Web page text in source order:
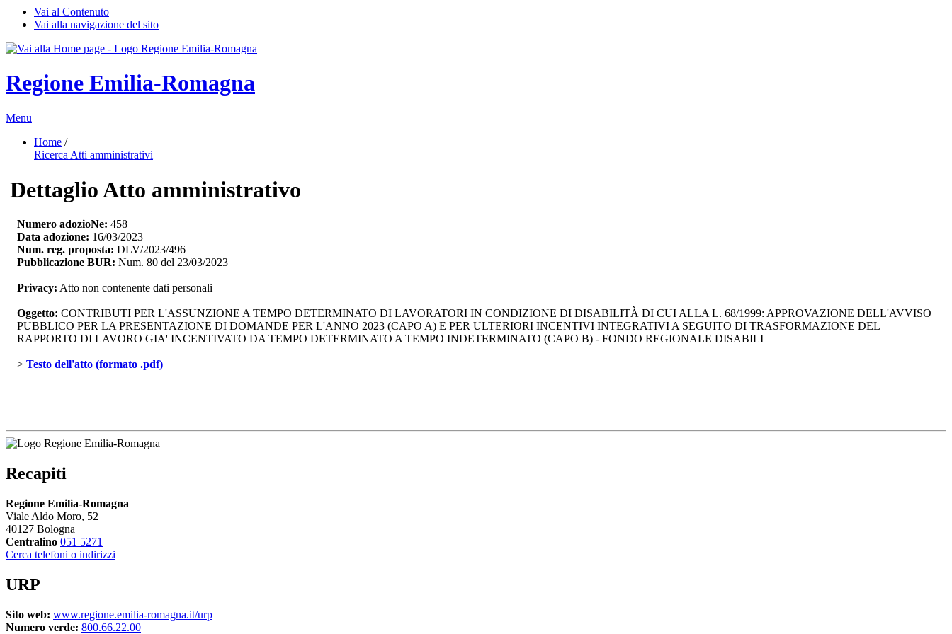
Vai al Contenuto
Vai alla navigazione del sito
Regione Emilia-Romagna
Menu
Home /
Ricerca Atti amministrativi
Dettaglio Atto amministrativo
Numero adozioNe: 458
Data adozione: 16/03/2023
Num. reg. proposta: DLV/2023/496
Pubblicazione BUR: Num. 80 del 23/03/2023
Privacy: Atto non contenente dati personali
Oggetto: CONTRIBUTI PER L'ASSUNZIONE A TEMPO DETERMINATO DI LAVORATORI IN CONDIZIONE DI DISABILITÀ DI CUI ALLA L. 68/1999: APPROVAZIONE DELL'AVVISO
PUBBLICO PER LA PRESENTAZIONE DI DOMANDE PER L'ANNO 2023 (CAPO A) E PER ULTERIORI INCENTIVI INTEGRATIVI A SEGUITO DI TRASFORMAZIONE DEL
RAPPORTO DI LAVORO GIA' INCENTIVATO DA TEMPO DETERMINATO A TEMPO INDETERMINATO (CAPO B) - FONDO REGIONALE DISABILI
> Testo dell'atto (formato .pdf)
Recapiti
Regione Emilia-Romagna
Viale Aldo Moro, 52
40127 Bologna
Centralino 051 5271
Cerca telefoni o indirizzi
URP
Sito web: www.regione.emilia-romagna.it/urp
Numero verde: 800.66.22.00